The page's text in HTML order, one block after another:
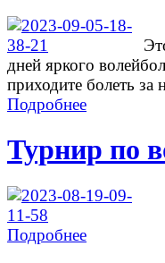
дней яркого
приходите болеть за
Подробнее
Турнир по
Подробнее